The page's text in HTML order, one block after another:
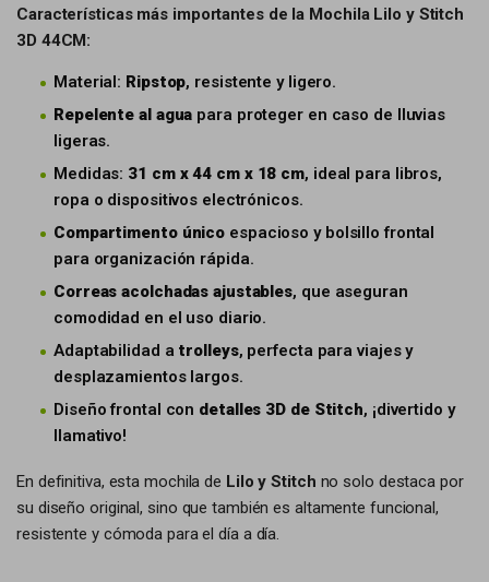
Características más importantes de la Mochila Lilo y Stitch
3D 44CM:
Material: Ripstop, resistente y ligero.
Repelente al agua para proteger en caso de lluvias
ligeras.
Medidas: 31 cm x 44 cm x 18 cm, ideal para libros,
ropa o dispositivos electrónicos.
Compartimento único espacioso y bolsillo frontal
para organización rápida.
Correas acolchadas ajustables, que aseguran
comodidad en el uso diario.
Adaptabilidad a trolleys, perfecta para viajes y
desplazamientos largos.
Diseño frontal con detalles 3D de Stitch, ¡divertido y
llamativo!
En definitiva, esta mochila de Lilo y Stitch no solo destaca por
su diseño original, sino que también es altamente funcional,
resistente y cómoda para el día a día.